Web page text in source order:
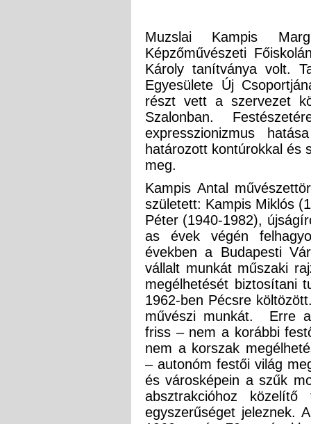
Muzslai Kampis
Képzőművészeti
Károly tanítványa volt.
Egyesülete Új
részt vett a szervezet
Szalonban.
expresszionizmus
határozott kontúrokkal és
meg.
Kampis Antal
született: Kampis Miklós
Péter (1940-1982),
as évek végén
években a Budapesti
vállalt munkát műszaki
megélhetését biztosítani
1962-ben Pécsre
művészi munkát. Erre
friss – nem a korábbi
nem a korszak
– autonóm festői világ
és városképein a szűk
absztrakcióhoz
egyszerűséget jeleznek.